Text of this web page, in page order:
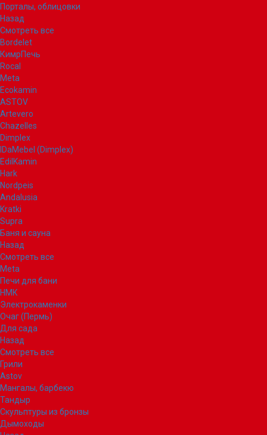
Порталы, облицовки
Назад
Смотреть все
Bordelet
КимрПечь
Rocal
Meta
Ecokamin
ASTOV
Artevero
Chazelles
Dimplex
IDaMebel (Dimplex)
EdilKamin
Hark
Nordpeis
Andalusia
Kratki
Supra
Баня и сауна
Назад
Смотреть все
Meta
Печи для бани
НМК
Электрокаменки
Очаг (Пермь)
Для сада
Назад
Смотреть все
Грили
Astov
Мангалы, барбекю
Тандыр
Скульптуры из бронзы
Дымоходы